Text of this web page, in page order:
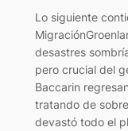
Lo siguiente
desastres
pero crucial del
Baccarin
tratando de
devastó todo el